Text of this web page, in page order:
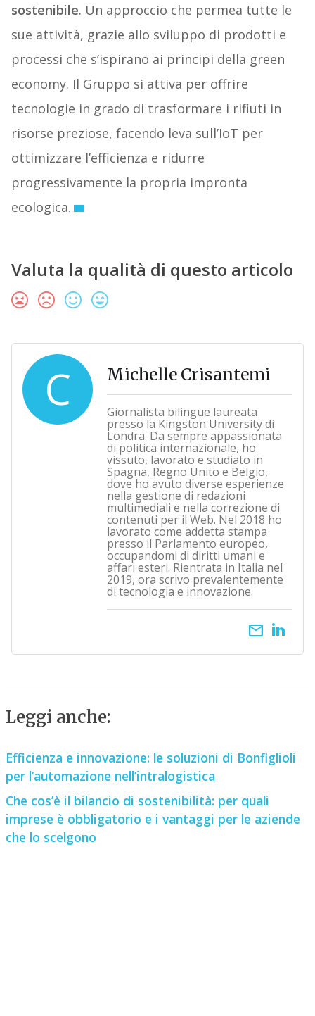
sostenibile. Un approccio che permea tutte le
sue attività, grazie allo sviluppo di prodotti e
processi che s’ispirano ai principi della green
economy. Il Gruppo si attiva per offrire
tecnologie in grado di trasformare i rifiuti in
risorse preziose, facendo leva sull’IoT per
ottimizzare l’efficienza e ridurre
progressivamente la propria impronta
ecologica.
Valuta la qualità di questo articolo
C Michelle Crisantemi
Giornalista bilingue laureata
presso la Kingston University di
Londra. Da sempre appassionata
di politica internazionale, ho
vissuto, lavorato e studiato in
Spagna, Regno Unito e Belgio,
dove ho avuto diverse esperienze
nella gestione di redazioni
multimediali e nella correzione di
contenuti per il Web. Nel 2018 ho
lavorato come addetta stampa
presso il Parlamento europeo,
occupandomi di diritti umani e
affari esteri. Rientrata in Italia nel
2019, ora scrivo prevalentemente
di tecnologia e innovazione.
email
Leggi anche:
Efficienza e innovazione: le soluzioni di Bonfiglioli
per l’automazione nell’intralogistica
Che cos’è il bilancio di sostenibilità: per quali
imprese è obbligatorio e i vantaggi per le aziende
che lo scelgono